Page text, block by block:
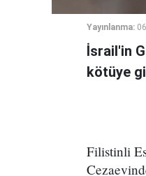
Yayınlanma:
İsrail'in
kötüye
Filistinli